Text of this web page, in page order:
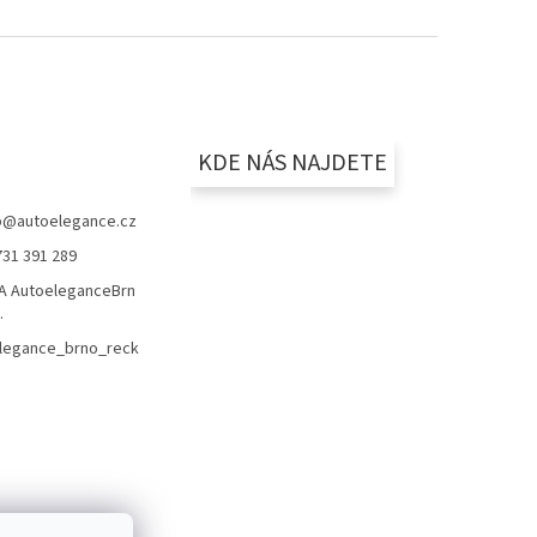
@autoelegance.cz
391 289
AutoeleganceBrn
KDE NÁS NAJDETE